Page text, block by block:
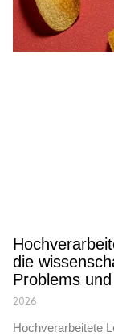
die
Problems
2026
Hochverarbeitete